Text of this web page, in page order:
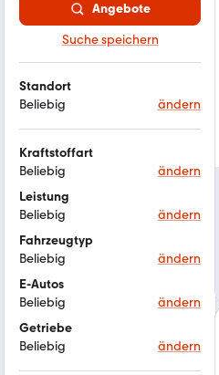
Angebote
Suche speichern
Standort
Beliebig
ändern
Kraftstoffart
Beliebig
ändern
Leistung
Beliebig
ändern
Fahrzeugtyp
Beliebig
ändern
E-Autos
Beliebig
ändern
Getriebe
Beliebig
ändern